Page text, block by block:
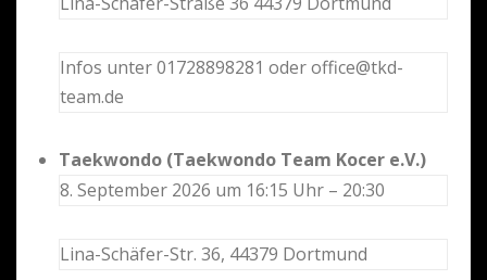
Infos unter 01728898281 oder office@tkd-
team.de
Taekwondo (Taekwondo Team Kocer e.V.)
8. September 2026 um 16:15 Uhr – 20:30
Lina-Schäfer-Str. 36, 44379 Dortmund